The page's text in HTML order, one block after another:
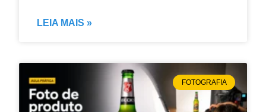
LEIA MAIS »
FOTOGRAFIA